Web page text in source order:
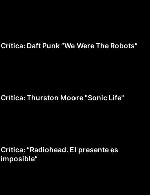
Crítica: Daft Punk “We Were The Robots”
Crítica: Thurston Moore "Sonic Life"
Crítica: “Radiohead. El presente es
imposible”